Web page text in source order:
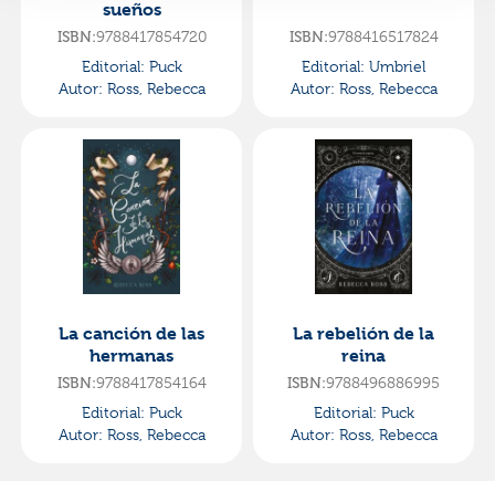
sueños
ISBN:9788417854720
Editorial: Puck
Autor: Ross, Rebecca
ISBN:9788416517824
Editorial: Umbriel
Autor: Ross, Rebecca
La canción de las
hermanas
ISBN:9788417854164
Editorial: Puck
Autor: Ross, Rebecca
La rebelión de la
reina
ISBN:9788496886995
Editorial: Puck
Autor: Ross, Rebecca